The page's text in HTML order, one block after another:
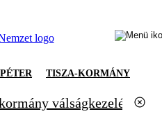
TISZA-KORMÁNY
válságkezelésből